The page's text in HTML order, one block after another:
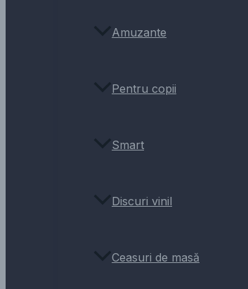
Amuzante
Pentru copii
Smart
Discuri vinil
Ceasuri de masă